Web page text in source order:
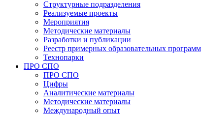
Структурные подразделения
Реализуемые проекты
Мероприятия
Методические материалы
Разработки и публикации
Реестр примерных образовательных
Технопарки
ПРО СПО
ПРО СПО
Цифры
Аналитические материалы
Методические материалы
Международный опыт